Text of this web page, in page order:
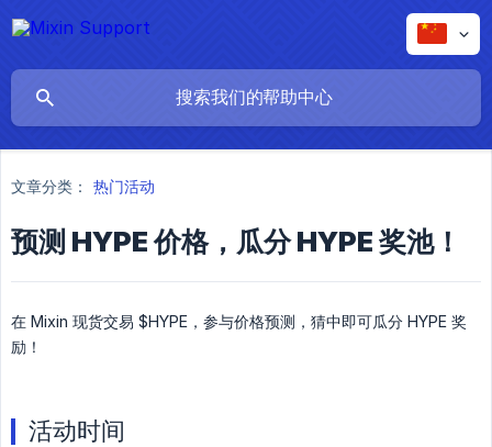
文章分类： 热门活动
预测 HYPE 价格，瓜分 HYPE 奖池！
在 Mixin 现货交易 $HYPE，参与价格预测，猜中即可瓜分 HYPE 奖
励！
活动时间